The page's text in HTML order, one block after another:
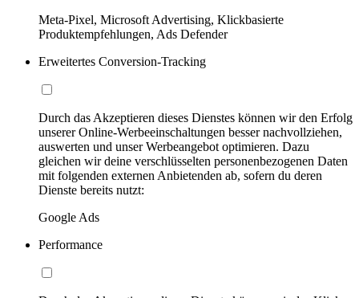
Meta-Pixel, Microsoft Advertising, Klickbasierte
Produktempfehlungen, Ads Defender
Erweitertes Conversion-Tracking
Durch das Akzeptieren dieses Dienstes können wir den Erfolg
unserer Online-Werbeeinschaltungen besser nachvollziehen,
auswerten und unser Werbeangebot optimieren. Dazu
gleichen wir deine verschlüsselten personenbezogenen Daten
mit folgenden externen Anbietenden ab, sofern du deren
Dienste bereits nutzt:
Google Ads
Performance